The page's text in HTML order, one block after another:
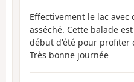
Effectivement le lac
asséché. Cette balade
début d'été pour profiter
Très bonne journée